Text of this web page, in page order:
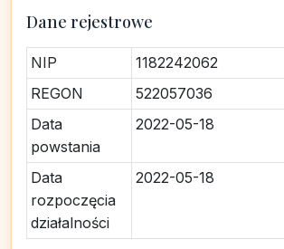
Dane rejestrowe
NIP
1182242062
REGON
522057036
Data
powstania
2022-05-18
Data
rozpoczęcia
działalności
2022-05-18